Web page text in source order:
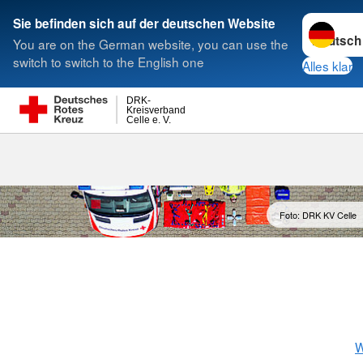
Sie befinden sich auf der deutschen Website
You are on the German website, you can use the
switch to switch to the English one
Sprache
Alles klar
Celle e. V.
Kreisverband
DRK-
Suche
Foto: DRK KV Celle